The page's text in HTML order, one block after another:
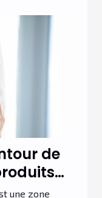
de
!
une zone